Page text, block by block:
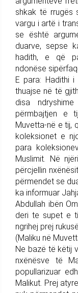
shkak të rrugës
vargu i artë i
se është
duarve, sepse
hadith, e që
ndonëse
E para: Hadithi
thuajse në të
disa
përmbajtjen e
Muvetta-në e tij,
koleksionet e
para
Muslimit. Në
përcjellin
përmendet se
ka informuar
Abdullah ibën
deri te supet e
ngrihej prej
(Maliku në
Ne bazë të këtij
nxënësve të
popullarizuar
Malikut. Prej